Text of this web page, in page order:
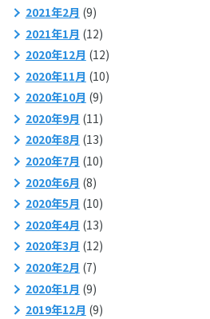
2021年2月 (9)
2021年1月 (12)
2020年12月 (12)
2020年11月 (10)
2020年10月 (9)
2020年9月 (11)
2020年8月 (13)
2020年7月 (10)
2020年6月 (8)
2020年5月 (10)
2020年4月 (13)
2020年3月 (12)
2020年2月 (7)
2020年1月 (9)
2019年12月 (9)